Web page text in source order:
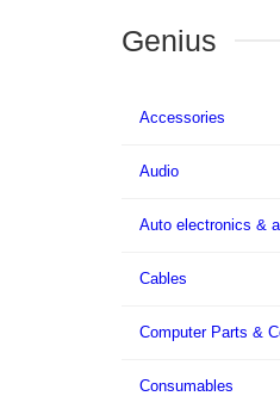
Genius
Accessories
Audio
Auto electronics &
Cables
Computer Parts &
Consumables